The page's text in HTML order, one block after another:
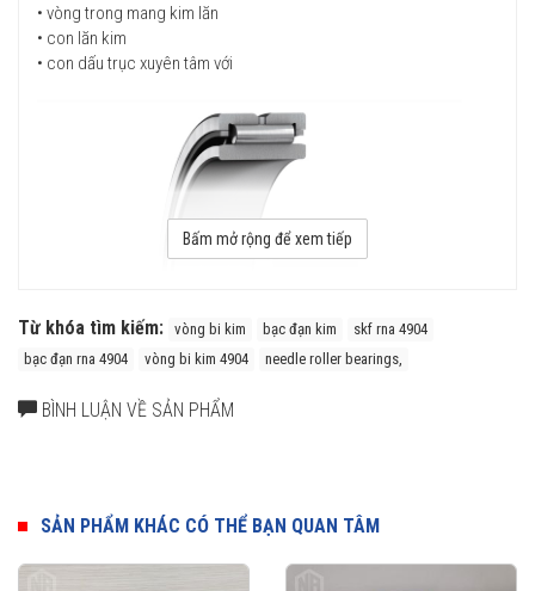
• vòng trong mang kim lăn
• con lăn kim
• con dấu trục xuyên tâm với
Bấm mở rộng để xem tiếp
Từ khóa tìm kiếm: vòng bi kim bạc đạn kim
skf rna 4904
bạc đạn rna 4904
vòng bi kim 4904 needle roller bearings,
BÌNH LUẬN VỀ SẢN PHẨM
SẢN PHẨM KHÁC CÓ THỂ BẠN QUAN TÂM